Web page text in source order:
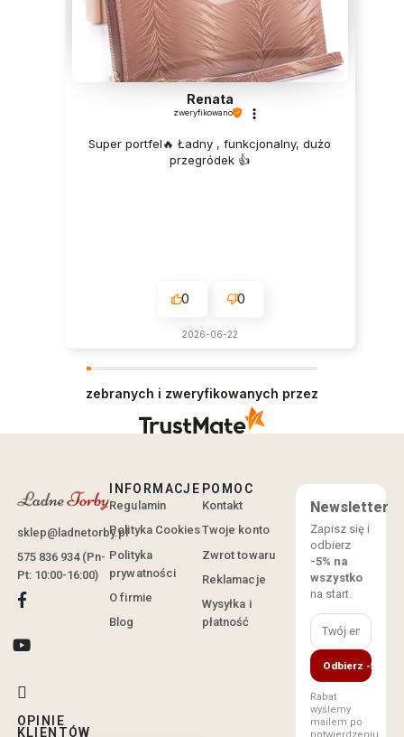
Renata
zweryfikowano
Super portfel🔥 Ładny , funkcjonalny, dużo
przegródek 👍️
0 0
2026-06-22
zebranych i zweryfikowanych przez
sklep@ladnetorby.pl
575 836 934 (Pn-
Pt: 10:00-16:00)
OPINIE
KLIENTÓW
INFORMACJE
Regulamin
Polityka Cookies
Polityka
prywatności
O firmie
Blog
POMOC
Kontakt
Twoje konto
Zwrot towaru
Reklamacje
Wysyłka i
płatność
Newsletter
Zapisz się i
odbierz
-5% na
wszystko
na start.
Odbierz -5%
Rabat
wyślemy
mailem po
potwierdzeniu